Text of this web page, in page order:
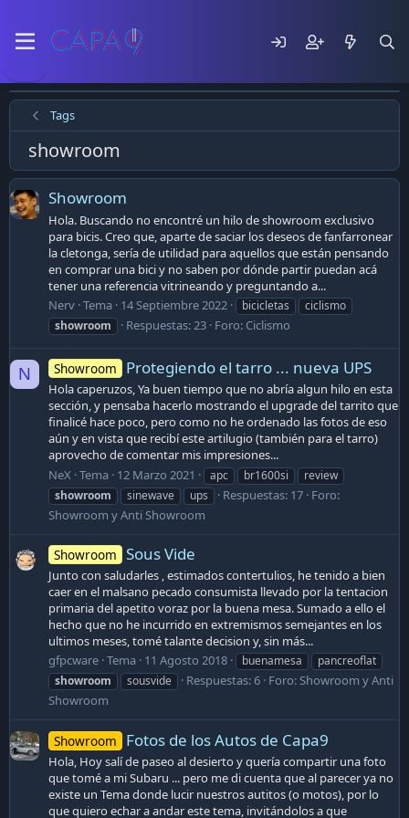
Tags
showroom
Showroom
Hola. Buscando no encontré un hilo de showroom exclusivo
para bicis. Creo que, aparte de saciar los deseos de fanfarronear
la cletonga, sería de utilidad para aquellos que están pensando
en comprar una bici y no saben por dónde partir puedan acá
tener una referencia vitrineando y preguntando a...
Nerv Tema 14 Septiembre 2022 bicicletas
ciclismo
showroom
Respuestas: 23 Foro: Ciclismo
N Showroom Protegiendo el tarro ... nueva UPS
Hola caperuzos, Ya buen tiempo que no abría algun hilo en esta
sección, y pensaba hacerlo mostrando el upgrade del tarrito que
finalicé hace poco, pero como no he ordenado las fotos de eso
aún y en vista que recibí este artilugio (también para el tarro)
aprovecho de comentar mis impresiones...
NeX Tema 12 Marzo 2021 apc br1600si
review
showroom
sinewave ups Respuestas: 17 Foro:
Showroom y Anti Showroom
Showroom Sous Vide
Junto con saludarles , estimados contertulios, he tenido a bien
caer en el malsano pecado consumista llevado por la tentacion
primaria del apetito voraz por la buena mesa. Sumado a ello el
hecho que no he incurrido en extremismos semejantes en los
ultimos meses, tomé talante decision y, sin más...
gfpcware Tema 11 Agosto 2018 buenamesa
pancreoflat
showroom
sousvide Respuestas: 6 Foro:Showroom y Anti
Showroom
Showroom Fotos de los Autos de Capa9
Hola, Hoy salí de paseo al desierto y quería compartir una foto
que tomé a mi Subaru ... pero me di cuenta que al parecer ya no
existe un Tema donde lucir nuestros autitos (o motos), por lo
que quiero echar a andar este tema, invitándolos a que